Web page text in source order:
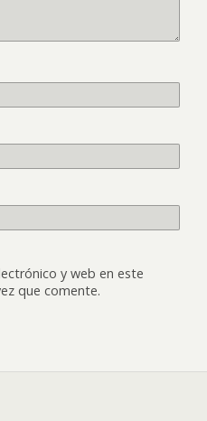
y web en este
que comente.